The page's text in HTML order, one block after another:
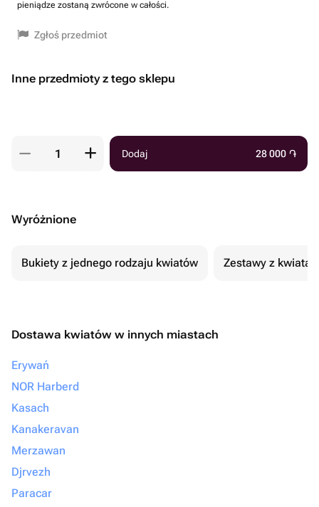
pieniądze zostaną zwrócone w całości.
Zgłoś przedmiot
Inne przedmioty z tego sklepu
Dodaj 28 000 ֏
Wyróżnione
Bukiety z jednego rodzaju kwiatów Zestawy z
Dostawa kwiatów w innych miastach
Erywań
NOR Harberd
Kasach
Kanakeravan
Merzawan
Djrvezh
Paracar